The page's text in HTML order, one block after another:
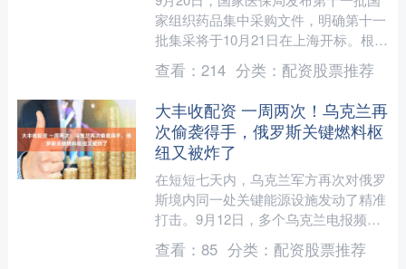
家组织药品集中采购文件，明确第十一
批集采将于10月21日在上海开标。根据
文件中披露的采购品种范围，本轮集采
覆盖55个品种、1....
查看： 214 分类： 配资股票推荐
大丰收配资 一周两次！乌克兰再
次偷袭得手，俄罗斯关键燃料枢
纽又被炸了
在短短七天内，乌克兰军方再次对俄罗
斯境内同一处关键能源设施发动了精准
打击。9月12日，多个乌克兰电报频道
流传的最新视频资料显示，位于俄罗斯
弗拉基米尔州的弗托罗沃....
查看： 85 分类： 配资股票推荐